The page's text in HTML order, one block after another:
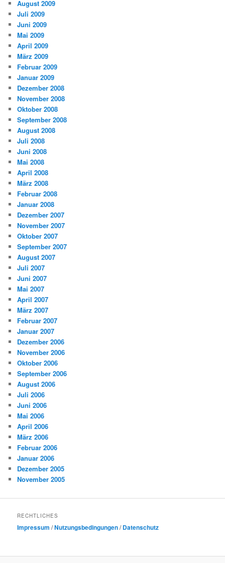
August 2009
Juli 2009
Juni 2009
Mai 2009
April 2009
März 2009
Februar 2009
Januar 2009
Dezember 2008
November 2008
Oktober 2008
September 2008
August 2008
Juli 2008
Juni 2008
Mai 2008
April 2008
März 2008
Februar 2008
Januar 2008
Dezember 2007
November 2007
Oktober 2007
September 2007
August 2007
Juli 2007
Juni 2007
Mai 2007
April 2007
März 2007
Februar 2007
Januar 2007
Dezember 2006
November 2006
Oktober 2006
September 2006
August 2006
Juli 2006
Juni 2006
Mai 2006
April 2006
März 2006
Februar 2006
Januar 2006
Dezember 2005
November 2005
RECHTLICHES
Impressum /Nutzungsbedingungen/Datenschutz